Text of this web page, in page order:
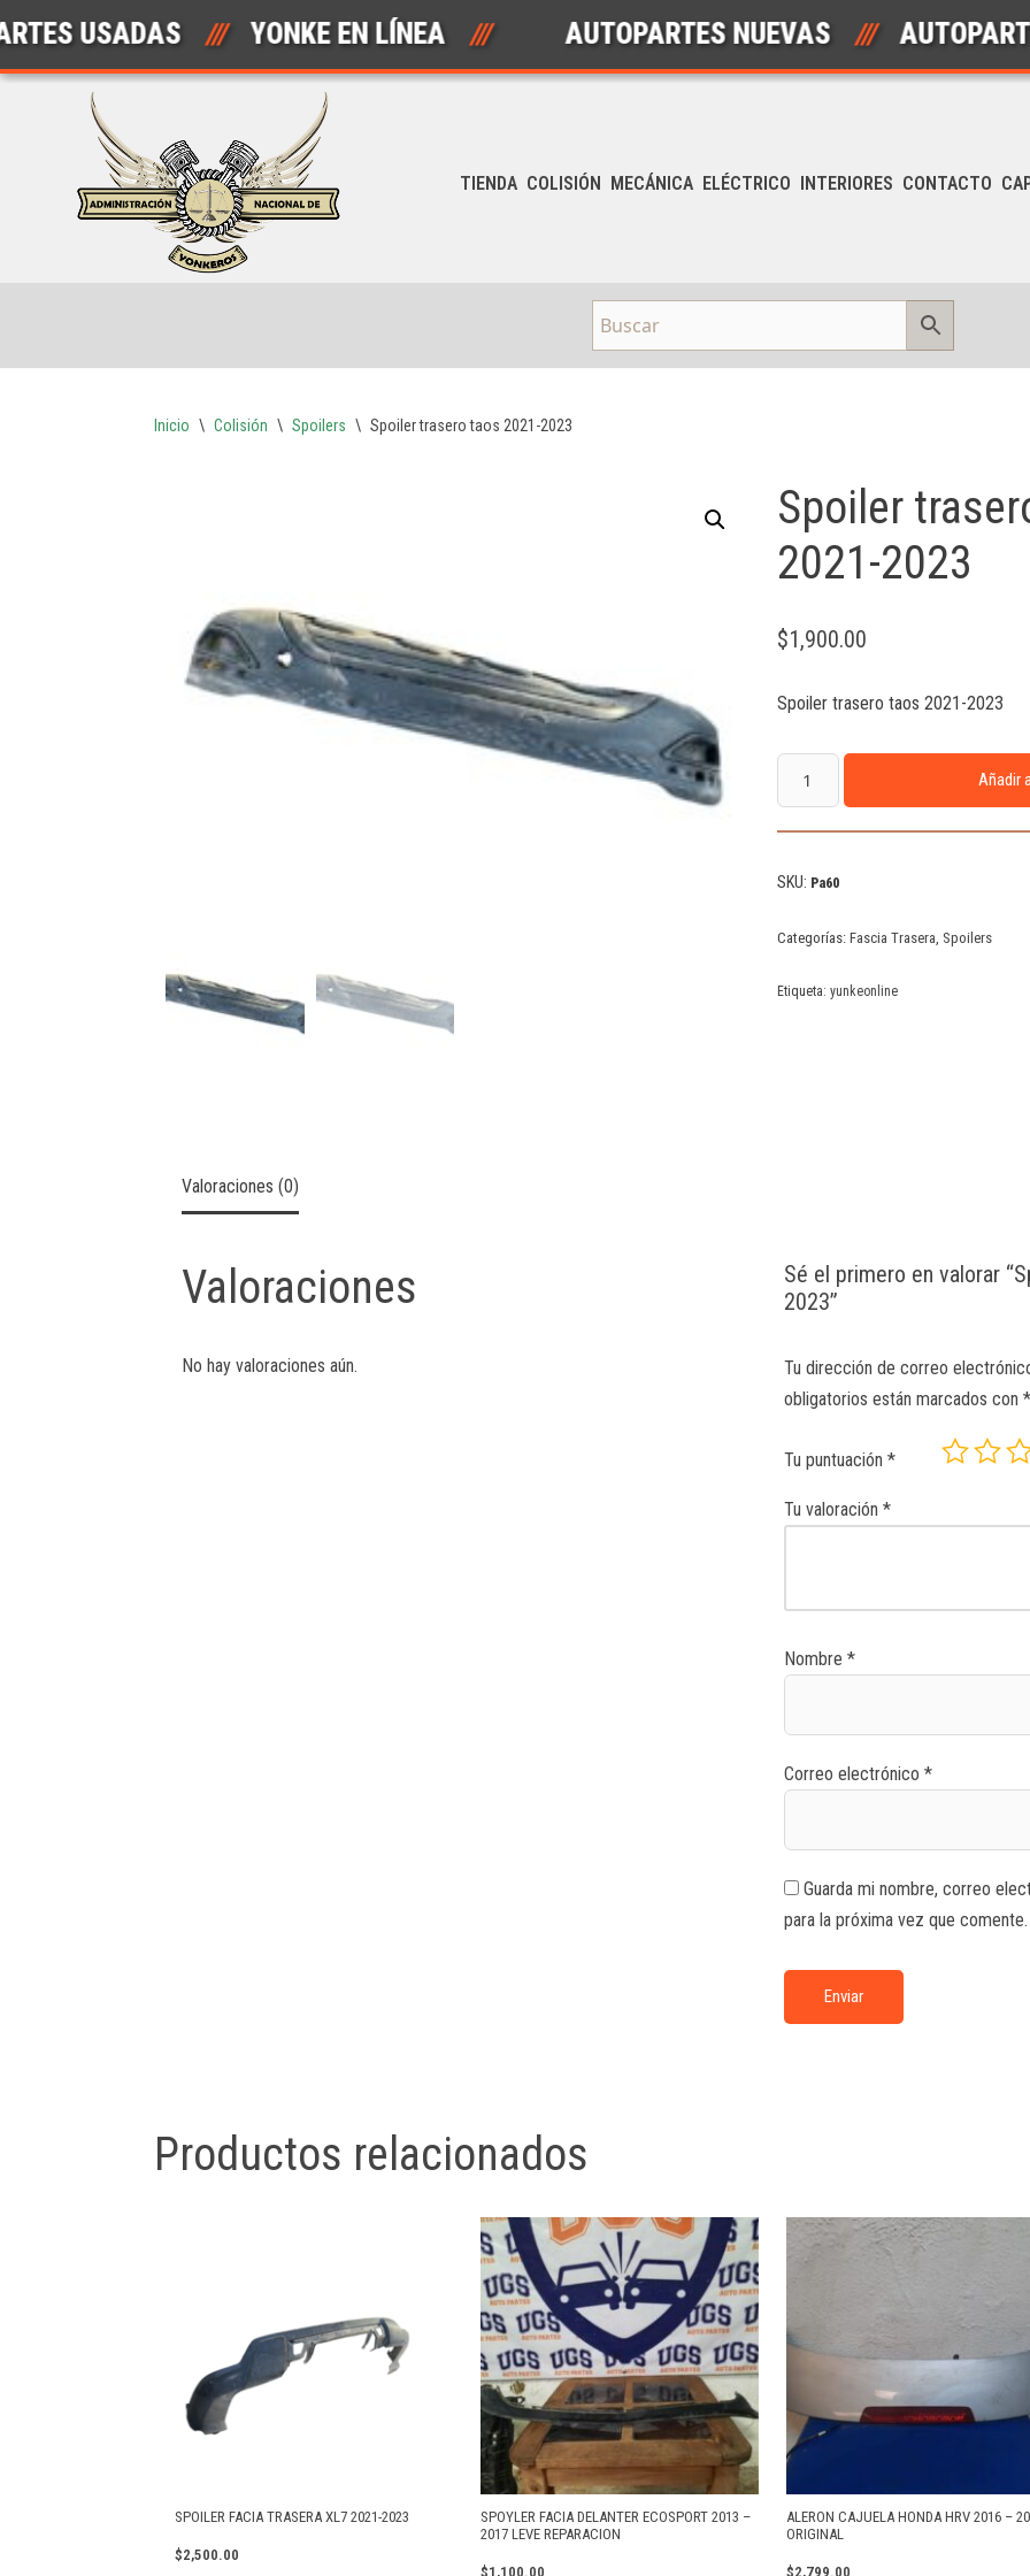
Saltar
USADAS /// YONKE EN LÍNEA /// AUTOPARTES NUEVAS /// AUTOPARTES
TIENDA COLISIÓN MECÁNICA ELÉCTRICO INTERIORES CONTACTO
Inicio \ Colisión \ Spoilers \ Spoiler trasero taos 2021-2023
Spoiler
2021-2023
$1,900.00
Spoiler trasero taos 2021-2023
Añadir
SKU: Pa60
Categorías: Fascia Trasera Spoilers
Etiqueta: yunkeonline
Valoraciones (0)
Valoraciones
No hay valoraciones aún.
Sé el primero en valorar
2023”
Tu dirección de correo
obligatorios están marcados con*
Tu puntuación*
Tu valoración*
Nombre*
Correo electrónico*
Guarda mi nombre, correo
para la próxima vez que comente.
Productos relacionados
SPOILER FACIA TRASERA XL7 2021-2023
$2,500.00
SPOYLER FACIA DELANTER ECOSPORT 2013 –
2017 LEVE REPARACION
$1,100.00
ALERON CAJUELA HONDA HRV 2016 –
ORIGINAL
$2,799.00